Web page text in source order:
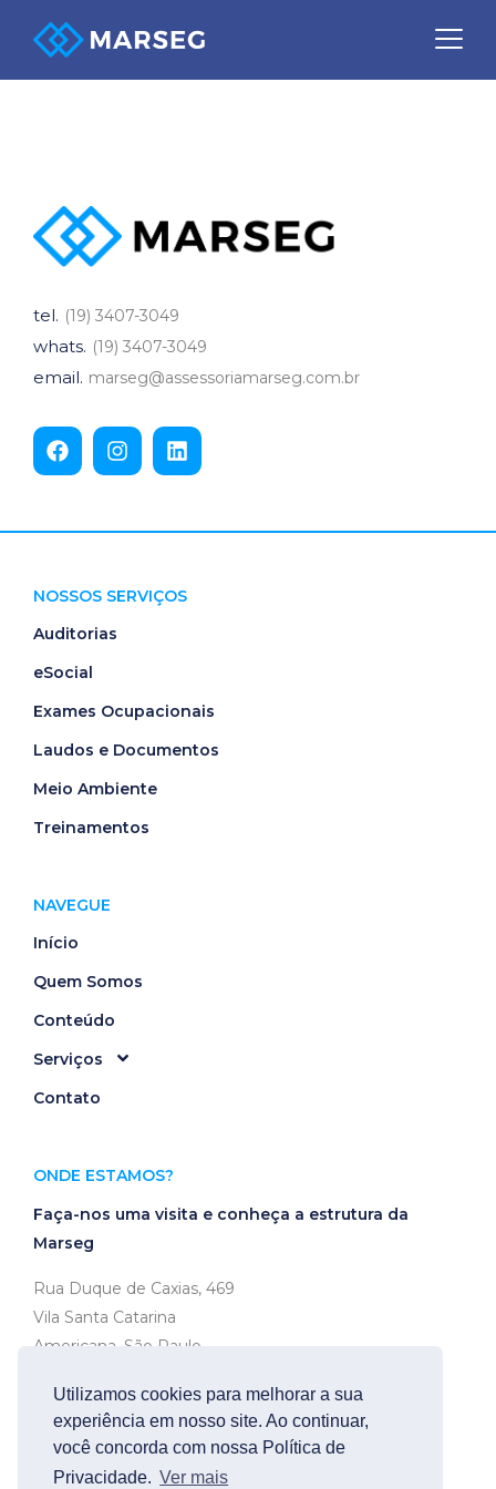
tel. (19) 3407-3049
whats. (19) 3407-3049
email. marseg@assessoriamarseg.com.br
NOSSOS SERVIÇOS
Auditorias
eSocial
Exames Ocupacionais
Laudos e Documentos
Meio Ambiente
Treinamentos
NAVEGUE
Início
Quem Somos
Conteúdo
Serviços
Contato
ONDE ESTAMOS?
Faça-nos uma visita e conheça a estrutura da
Marseg
Rua Duque de Caxias, 469
Vila Santa Catarina
Americana, São Paulo
Ver no mapa
Utilizamos cookies para melhorar a sua
experiência em nosso site. Ao continuar,
você concorda com nossa Política de
Privacidade. Ver mais